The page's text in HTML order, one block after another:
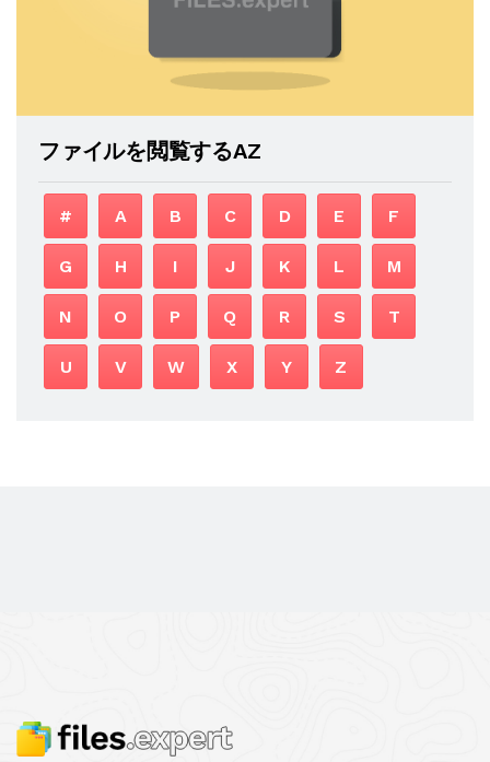
ファイルを閲覧するAZ
# A B C D E F
G H I J K L M
N O P Q R S T
U V W X Y Z